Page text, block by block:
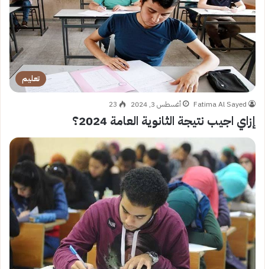
تعليم
Fatima Al Sayed أغسطس 3, 2024 23
إزاي اجيب نتيجة الثانوية العامة 2024؟